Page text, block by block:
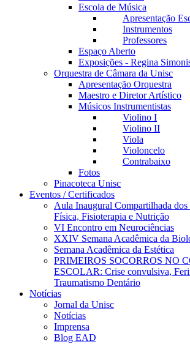
Escola de Música
Apresentação
Instrumentos
Professores
Espaço Aberto
Exposições - Regina
Orquestra de Câmara da Unisc
Apresentação Orquestra
Maestro e Diretor Artístico
Músicos Instrumentistas
Violino I
Violino II
Viola
Violoncelo
Contrabaixo
Fotos
Pinacoteca Unisc
Eventos / Certificados
Aula Inaugural Compartilhada dos
Física, Fisioterapia e Nutrição
VI Encontro em Neurociências
XXIV Semana Acadêmica da
Semana Acadêmica da Estética
PRIMEIROS SOCORROS NO
ESCOLAR: Crise convulsiva,
Traumatismo Dentário
Notícias
Jornal da Unisc
Notícias
Imprensa
Blog EAD